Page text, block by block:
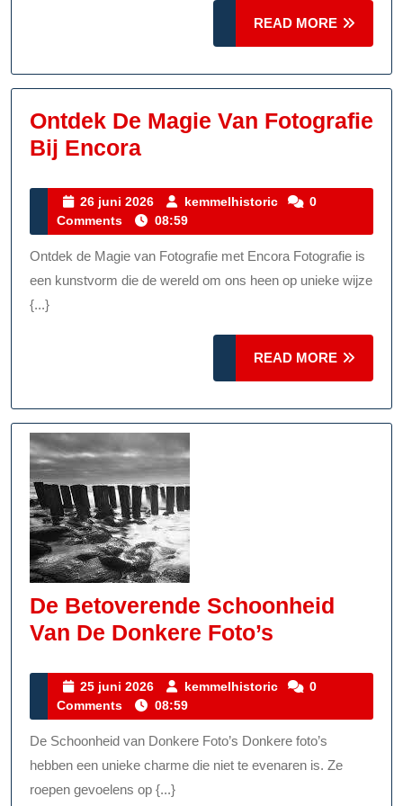
READ MORE
MORE
Ontdek De Magie Van Fotografie
Bij EncoraOntdek
Magie
Van
Fotografie
Bij
26 juni 2026
26
juni
2026
kemmelhistoric kemmelhistoric
0
Comments
08:59
Ontdek de Magie van Fotografie met Encora Fotografie is
een kunstvorm die de wereld om ons heen op unieke wijze
{...}
READ MORE
MORE
De Betoverende Schoonheid
Van De Donkere Foto’s
Schoonheid
De
Donkere
25 juni 2026
25
juni
2026
kemmelhistoric kemmelhistoric
0
Comments
08:59
De Schoonheid van Donkere Foto’s Donkere foto’s
hebben een unieke charme die niet te evenaren is. Ze
roepen gevoelens op {...}